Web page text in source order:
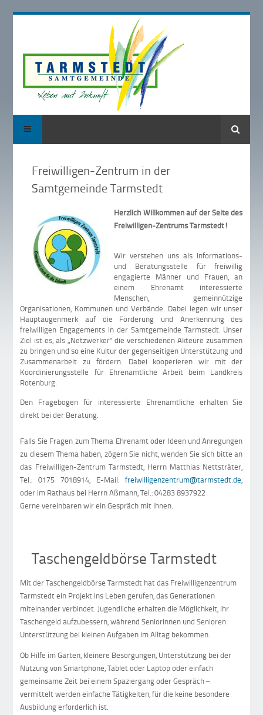
Suche
Freiwilligen-Zentrum in der
Samtgemeinde Tarmstedt
Herzlich Willkommen auf der Seite des
Freiwilligen-Zentrums Tarmstedt!
Wir verstehen uns als Informations-
und Beratungsstelle für freiwillig
engagierte Männer und Frauen, an
einem Ehrenamt interessierte
Menschen, gemeinnützige
Organisationen, Kommunen und Verbände. Dabei legen wir unser
Hauptaugenmerk auf die Förderung und Anerkennung des
freiwilligen Engagements in der Samtgemeinde Tarmstedt. Unser
Ziel ist es, als „Netzwerker" die verschiedenen Akteure zusammen
zu bringen und so eine Kultur der gegenseitigen Unterstützung und
Zusammenarbeit zu fördern. Dabei kooperieren wir mit der
Koordinierungsstelle für Ehrenamtliche Arbeit beim Landkreis
Rotenburg.
Den Fragebogen für interessierte Ehrenamtliche erhalten Sie
direkt bei der Beratung.
Falls Sie Fragen zum Thema Ehrenamt oder Ideen und Anregungen
zu diesem Thema haben, zögern Sie nicht, wenden Sie sich bitte an
das Freiwilligen-Zentrum Tarmstedt, Herrn Matthias Nettsträter,
Tel.: 0175 7018914, E-Mail:freiwilligenzentrum@tarmstedt.de,
oder im Rathaus bei Herrn Aßmann, Tel.: 04283 8937922
Gerne vereinbaren wir ein Gespräch mit Ihnen.
Taschengeldbörse Tarmstedt
Mit der Taschengeldbörse Tarmstedt hat das Freiwilligenzentrum
Tarmstedt ein Projekt ins Leben gerufen, das Generationen
miteinander verbindet. Jugendliche erhalten die Möglichkeit, ihr
Taschengeld aufzubessern, während Seniorinnen und Senioren
Unterstützung bei kleinen Aufgaben im Alltag bekommen.
Ob Hilfe im Garten, kleinere Besorgungen, Unterstützung bei der
Nutzung von Smartphone, Tablet oder Laptop oder einfach
gemeinsame Zeit bei einem Spaziergang oder Gespräch –
vermittelt werden einfache Tätigkeiten, für die keine besondere
Ausbildung erforderlich ist.